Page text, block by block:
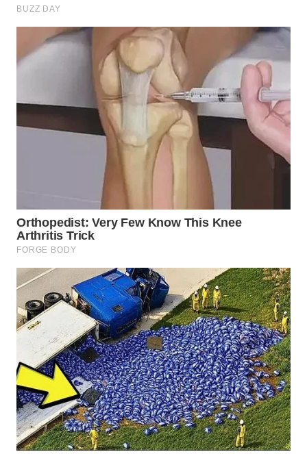
WN
WN
WN
MAJALENGKA
SUBANG
WN
SUKABUMI
WN
PURWAKARTA
WN
PRIANGAN
TIMUR